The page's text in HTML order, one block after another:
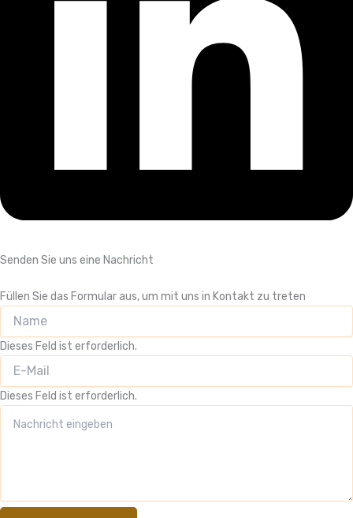
Senden Sie uns eine Nachricht
Füllen Sie das Formular aus, um mit uns in Kontakt zu treten
Dieses Feld ist erforderlich.
Dieses Feld ist erforderlich.